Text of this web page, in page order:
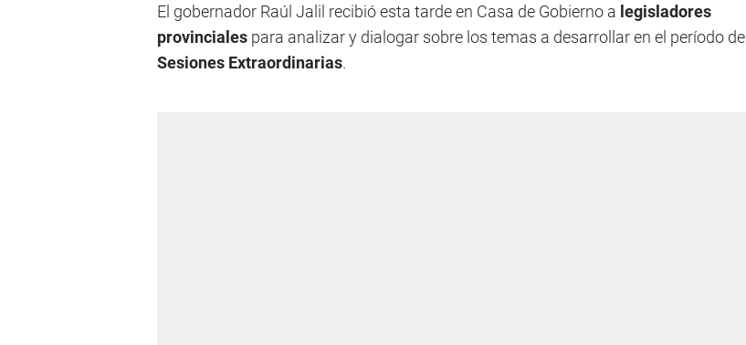
El gobernador Raúl Jalil recibió esta tarde en Casa de Gobierno a legisladores
provinciales para analizar y dialogar sobre los temas a desarrollar en el período de
Sesiones Extraordinarias.